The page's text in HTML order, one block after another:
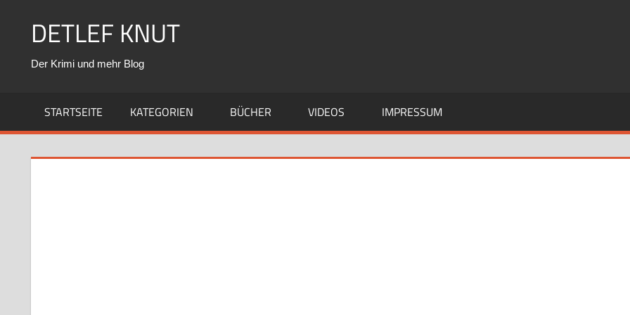
DETLEF KNUT
Der Krimi und mehr Blog
STARTSEITE KATEGORIEN BÜCHER VIDEOS IMPRESSUM